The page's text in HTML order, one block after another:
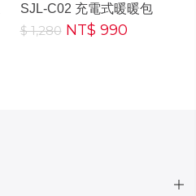
SJL-C02 充電式暖暖包
$ 1,280 NT$ 990